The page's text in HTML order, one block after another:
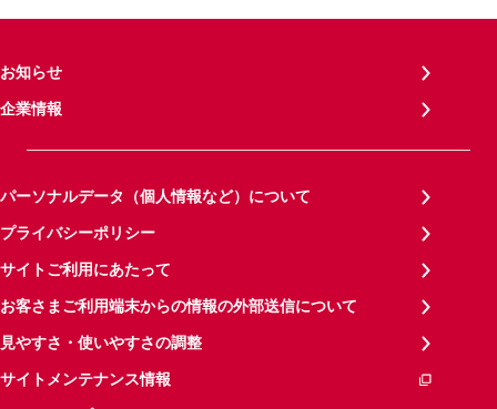
お知らせ
企業情報
パーソナルデータ（個人情報など）について
プライバシーポリシー
サイトご利用にあたって
お客さまご利用端末からの情報の外部送信について
見やすさ・使いやすさの調整
サイトメンテナンス情報